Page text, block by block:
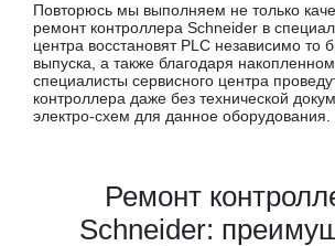
Повторюсь мы выполняем не только
ремонт контроллера Schneider в
центра восстановят PLC независимо то
выпуска, а также благодаря
специалисты сервисного центра
контроллера даже без технической
электро-схем для данное оборудования.
Ремонт
Schneider: